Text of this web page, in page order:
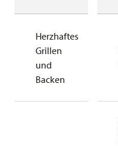
Herzhaftes
Grillen
und
Backen